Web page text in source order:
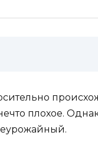
плохое.